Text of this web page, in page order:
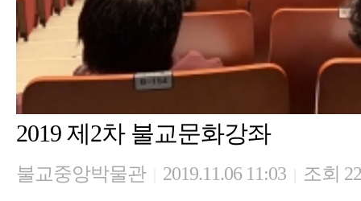
2019 제2차 불교문화강좌
불교중앙박물관 2019.11.06 11:03 조회